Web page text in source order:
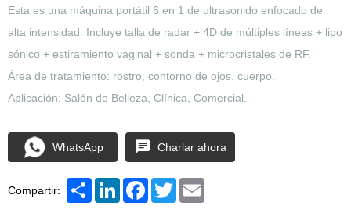
Esta es una máquina portátil 6 en 1 de ultrasonido enfocado de
alta intensidad. Incluye talla de radar + 4D de múltiples líneas + lipo
sónico + estiramiento vaginal + sonda + microcristales de RF.
Área de tratamiento: rostro, contorno de ojos, cuerpo.
Aplicación: Salón de Belleza, Clínica, Comercial.
WhatsApp Charlar ahora
Compartir: ShareLinkedInFacebook
Twitter